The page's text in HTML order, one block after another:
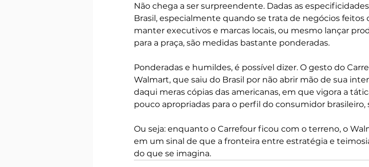
Não chega a ser surpreendente. Dadas as
Brasil, especialmente quando se trata de negócios feitos
manter executivos e marcas locais, ou mesmo lançar
para a praça, são medidas bastante ponderadas.
Ponderadas e humildes, é possível dizer. O gesto do
Walmart, que saiu do Brasil por não abrir mão de sua
daqui meras cópias das americanas, em que vigora a
pouco apropriadas para o perfil do consumidor brasileiro,
Ou seja: enquanto o Carrefour ficou com o terreno, o
em um sinal de que a fronteira entre estratégia e
do que se imagina.